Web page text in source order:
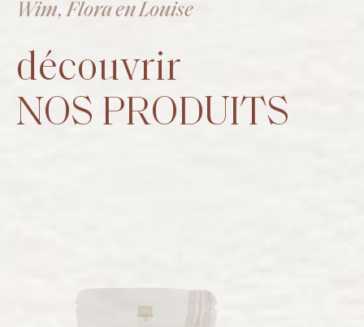
Wim, Flora en Louise
découvrir
NOS PRODUITS